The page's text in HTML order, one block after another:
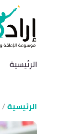
الرئيسية
الرئيسية